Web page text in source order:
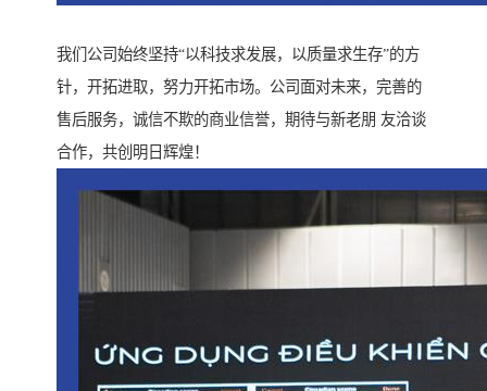
我们公司始终坚持“以科技求发展，以质量求生存”的方
针，开拓进取，努力开拓市场。公司面对未来，完善的
售后服务，诚信不欺的商业信誉，期待与新老朋 友洽谈
合作，共创明日辉煌！